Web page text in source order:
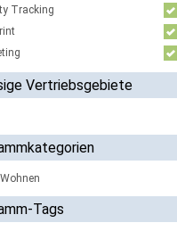
Tracking
Vertriebsgebiete
Tags